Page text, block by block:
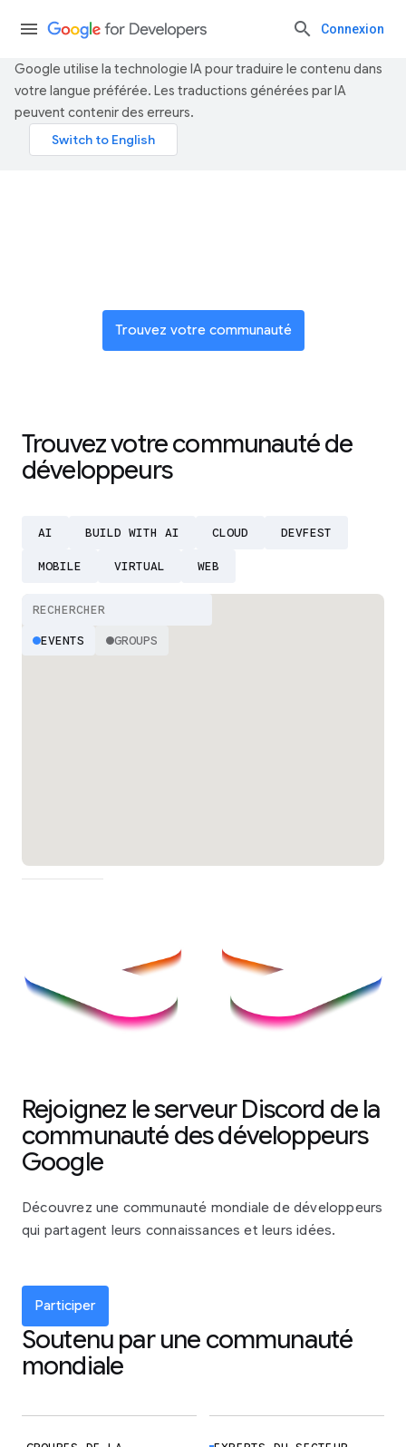
Connexion
Google utilise la technologie IA pour traduire le contenu dans
votre langue préférée. Les traductions générées par IA
peuvent contenir des erreurs.
Trouvez votre communauté
Trouvez votre communauté de
développeurs
AI BUILD WITH AI CLOUD DEVFEST
MOBILE VIRTUAL WEB
EVENTS GROUPS
Rejoignez le serveur Discord de la
communauté des développeurs
Google
Découvrez une communauté mondiale de développeurs
qui partagent leurs connaissances et leurs idées.
Participer
Soutenu par une communauté
mondiale